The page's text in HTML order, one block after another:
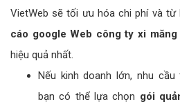
VietWeb sẽ tối ưu hóa chi phí và từ
cáo google Web công ty xi măng
hiệu quả nhất.
Nếu kinh doanh lớn, nhu
bạn có thể lựa chọn gói